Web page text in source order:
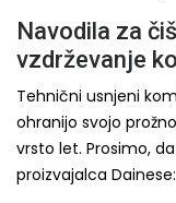
Navodila za
vzdrževanje
Tehnični usnjeni
ohranijo svojo
vrsto let. Prosimo,
proizvajalca Dainese: